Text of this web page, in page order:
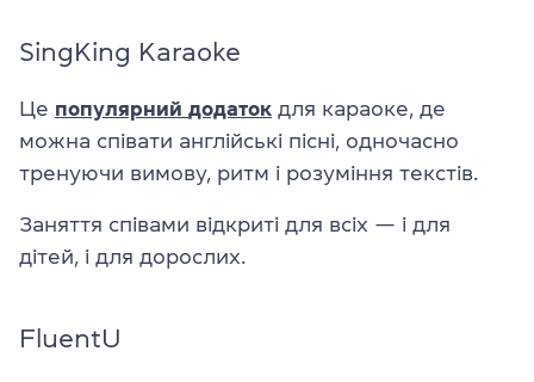
SingKing Karaoke
Це популярний додаток для караоке, де
можна співати англійські пісні, одночасно
тренуючи вимову, ритм і розуміння текстів.
Заняття співами відкриті для всіх — і для
дітей, і для дорослих.
FluentU